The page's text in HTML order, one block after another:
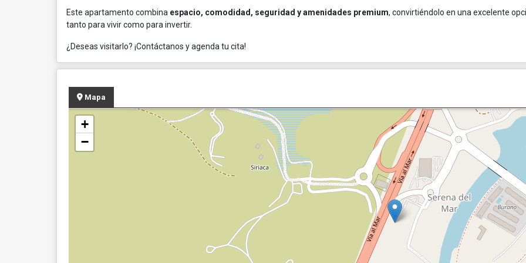
Este apartamento combina espacio, comodidad, seguridad y amenidades premium, convirtiéndolo en una excelente
tanto para vivir como para invertir.
¿Deseas visitarlo? ¡Contáctanos y agenda tu cita!
Mapa
+
−